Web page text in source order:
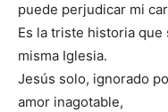
puede perjudicar mi
Es la triste historia
misma Iglesia.
Jesús solo, ignorado
amor inagotable,